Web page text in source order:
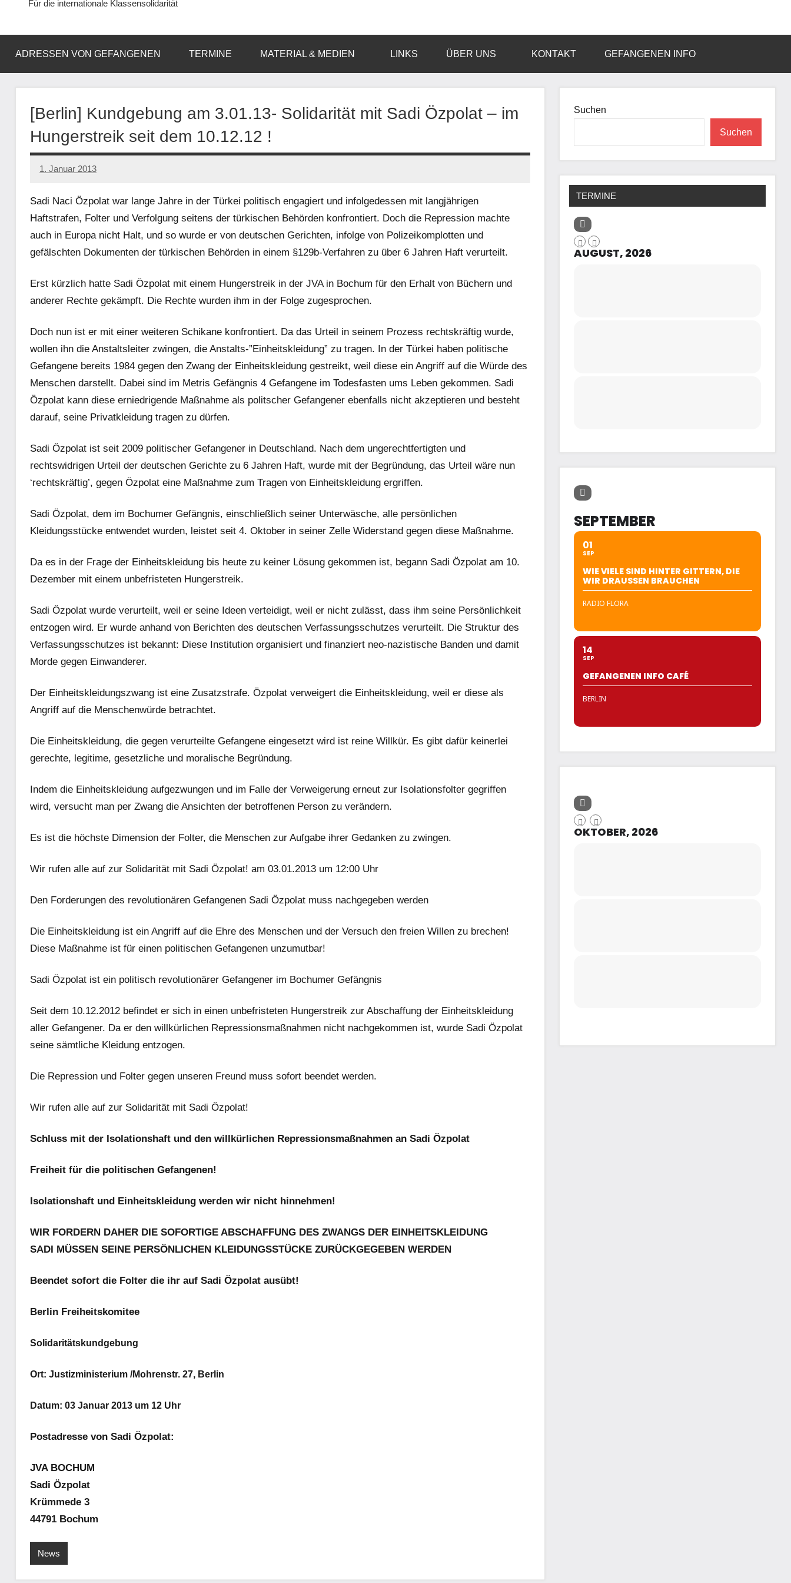
Für die internationale Klassensolidarität
ADRESSEN VON GEFANGENEN TERMINE MATERIAL & MEDIEN LINKS ÜBER UNS KONTAKT GEFANGENEN INFO
[Berlin] Kundgebung am 3.01.13- Solidarität mit Sadi Özpolat – im
Hungerstreik seit dem 10.12.12 !
1. Januar 2013
admin
Sadi Naci Özpolat war lange Jahre in der Türkei politisch engagiert und infolgedessen mit langjährigen
Haftstrafen, Folter und Verfolgung seitens der türkischen Behörden konfrontiert. Doch die Repression machte
auch in Europa nicht Halt, und so wurde er von deutschen Gerichten, infolge von Polizeikomplotten und
gefälschten Dokumenten der türkischen Behörden in einem §129b-Verfahren zu über 6 Jahren Haft verurteilt.
Erst kürzlich hatte Sadi Özpolat mit einem Hungerstreik in der JVA in Bochum für den Erhalt von Büchern und
anderer Rechte gekämpft. Die Rechte wurden ihm in der Folge zugesprochen.
Doch nun ist er mit einer weiteren Schikane konfrontiert. Da das Urteil in seinem Prozess rechtskräftig wurde,
wollen ihn die Anstaltsleiter zwingen, die Anstalts-”Einheitskleidung” zu tragen. In der Türkei haben politische
Gefangene bereits 1984 gegen den Zwang der Einheitskleidung gestreikt, weil diese ein Angriff auf die Würde des
Menschen darstellt. Dabei sind im Metris Gefängnis 4 Gefangene im Todesfasten ums Leben gekommen. Sadi
Özpolat kann diese erniedrigende Maßnahme als politscher Gefangener ebenfalls nicht akzeptieren und besteht
darauf, seine Privatkleidung tragen zu dürfen.
Sadi Özpolat ist seit 2009 politischer Gefangener in Deutschland. Nach dem ungerechtfertigten und
rechtswidrigen Urteil der deutschen Gerichte zu 6 Jahren Haft, wurde mit der Begründung, das Urteil wäre nun
‘rechtskräftig’, gegen Özpolat eine Maßnahme zum Tragen von Einheitskleidung ergriffen.
Sadi Özpolat, dem im Bochumer Gefängnis, einschließlich seiner Unterwäsche, alle persönlichen
Kleidungsstücke entwendet wurden, leistet seit 4. Oktober in seiner Zelle Widerstand gegen diese Maßnahme.
Da es in der Frage der Einheitskleidung bis heute zu keiner Lösung gekommen ist, begann Sadi Özpolat am 10.
Dezember mit einem unbefristeten Hungerstreik.
Sadi Özpolat wurde verurteilt, weil er seine Ideen verteidigt, weil er nicht zulässt, dass ihm seine Persönlichkeit
entzogen wird. Er wurde anhand von Berichten des deutschen Verfassungsschutzes verurteilt. Die Struktur des
Verfassungsschutzes ist bekannt: Diese Institution organisiert und finanziert neo-nazistische Banden und damit
Morde gegen Einwanderer.
Der Einheitskleidungszwang ist eine Zusatzstrafe. Özpolat verweigert die Einheitskleidung, weil er diese als
Angriff auf die Menschenwürde betrachtet.
Die Einheitskleidung, die gegen verurteilte Gefangene eingesetzt wird ist reine Willkür. Es gibt dafür keinerlei
gerechte, legitime, gesetzliche und moralische Begründung.
Indem die Einheitskleidung aufgezwungen und im Falle der Verweigerung erneut zur Isolationsfolter gegriffen
wird, versucht man per Zwang die Ansichten der betroffenen Person zu verändern.
Es ist die höchste Dimension der Folter, die Menschen zur Aufgabe ihrer Gedanken zu zwingen.
Wir rufen alle auf zur Solidarität mit Sadi Özpolat! am 03.01.2013 um 12:00 Uhr
Den Forderungen des revolutionären Gefangenen Sadi Özpolat muss nachgegeben werden
Die Einheitskleidung ist ein Angriff auf die Ehre des Menschen und der Versuch den freien Willen zu brechen!
Diese Maßnahme ist für einen politischen Gefangenen unzumutbar!
Sadi Özpolat ist ein politisch revolutionärer Gefangener im Bochumer Gefängnis
Seit dem 10.12.2012 befindet er sich in einen unbefristeten Hungerstreik zur Abschaffung der Einheitskleidung
aller Gefangener. Da er den willkürlichen Repressionsmaßnahmen nicht nachgekommen ist, wurde Sadi Özpolat
seine sämtliche Kleidung entzogen.
Die Repression und Folter gegen unseren Freund muss sofort beendet werden.
Wir rufen alle auf zur Solidarität mit Sadi Özpolat!
Schluss mit der Isolationshaft und den willkürlichen Repressionsmaßnahmen an Sadi Özpolat
Freiheit für die politischen Gefangenen!
Isolationshaft und Einheitskleidung werden wir nicht hinnehmen!
WIR FORDERN DAHER DIE SOFORTIGE ABSCHAFFUNG DES ZWANGS DER EINHEITSKLEIDUNG
SADI MÜSSEN SEINE PERSÖNLICHEN KLEIDUNGSSTÜCKE ZURÜCKGEGEBEN WERDEN
Beendet sofort die Folter die ihr auf Sadi Özpolat ausübt!
Berlin Freiheitskomitee
Solidaritätskundgebung
Ort: Justizministerium /Mohrenstr. 27, Berlin
Datum: 03 Januar 2013 um 12 Uhr
Postadresse von Sadi Özpolat:
JVA BOCHUM
Sadi Özpolat
Krümmede 3
44791 Bochum
News
Suchen
Suchen
TERMINE
AUGUST, 2026
SEPTEMBER
01
SEP
WIE VIELE SIND HINTER GITTERN, DIE
WIR DRAUSSEN BRAUCHEN
RADIO FLORA
14
SEP
GEFANGENEN INFO CAFÉ
BERLIN
OKTOBER, 2026